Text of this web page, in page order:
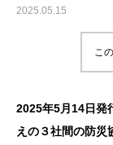
2025.05.15
こ
2025年5月14日発
えの３社間の防災